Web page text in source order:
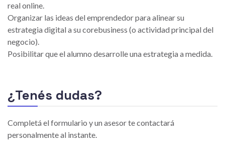
real online.
Organizar las ideas del emprendedor para alinear su
estrategia digital a su corebusiness (o actividad principal del
negocio).
Posibilitar que el alumno desarrolle una estrategia a medida.
¿Tenés dudas?
Completá el formulario y un asesor te contactará
personalmente al instante.